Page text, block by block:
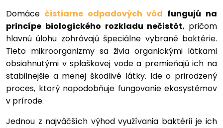
Domáce čistiarne odpadových vôd fungujú na
princípe biologického rozkladu nečistôt, pričom
hlavnú úlohu zohrávajú špeciálne vybrané baktérie.
Tieto mikroorganizmy sa živia organickými látkami
obsiahnutými v splaškovej vode a premieňajú ich na
stabilnejšie a menej škodlivé látky. Ide o prirodzený
proces, ktorý napodobňuje fungovanie ekosystémov
v prírode.
Jednou z najväčších výhod využívania baktérií je ich